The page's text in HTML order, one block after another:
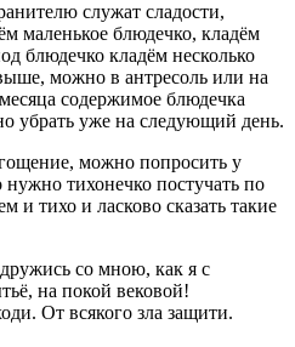
служат сладости,
маленькое блюдечко, кладём
блюдечко кладём несколько
можно в антресоль или на
содержимое блюдечка
убрать уже на следующий день.
можно попросить у
тихонечко постучать по
и тихо и ласково сказать такие
со мною, как я с
на покой вековой!
От всякого зла защити.